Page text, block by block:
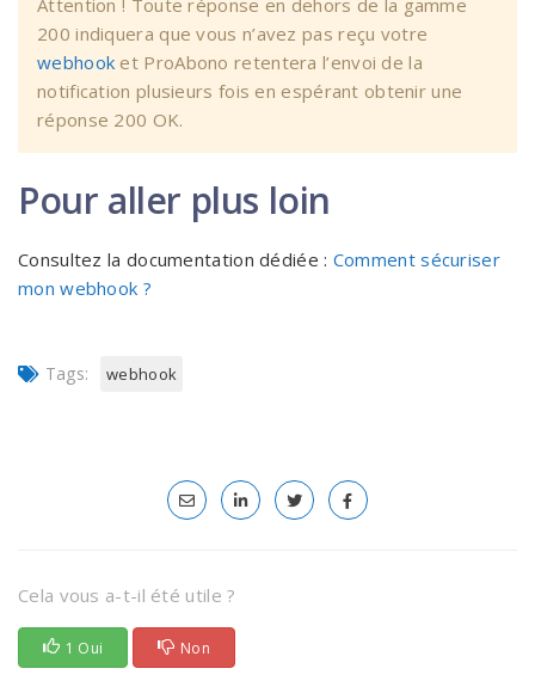
Attention ! Toute réponse en dehors de la gamme
200 indiquera que vous n’avez pas reçu votre
webhook et ProAbono retentera l’envoi de la
notification plusieurs fois en espérant obtenir une
réponse 200 OK.
Pour aller plus loin
Consultez la documentation dédiée : Comment sécuriser
mon webhook ?
Tags: webhook
Cela vous a-t-il été utile ?
1 Oui Non